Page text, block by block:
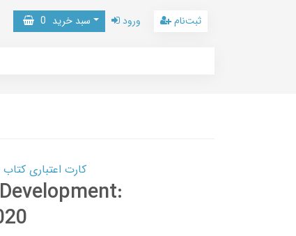
سبد خرید 0 ورود ثبت‌نام
کارت اعتباری کتاب دانلود با 10,000,000 اعتبار